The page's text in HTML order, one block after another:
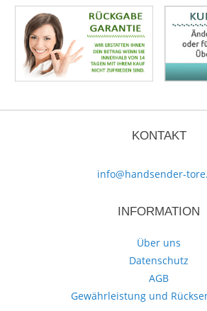
KONTAKT
info@handsender-
INFORMATION
Über uns
Datenschutz
AGB
Gewährleistung und